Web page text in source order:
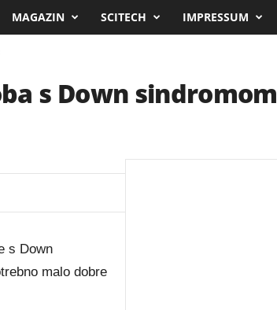
MAGAZIN SCITECH IMPRESSUM
s Down sindromom
s Down
malo dobre